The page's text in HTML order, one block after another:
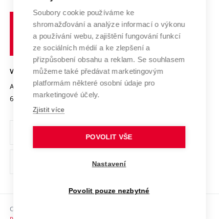
Výzkumné infrastruktury
Transfer znalostí
Open Science
Projekty
Projekty ze strukturálních fondů
Specifický výzkum
Spolupráce se školami
Služby univerzity
Mezinárodní dohody
Univerzitní sítě
Profil univerzity
Udržitelná univerzita
Podnikavá univerzita / ContriBUTe
Bezpečná univerzita
Vyznamenání
Organizační struktura
Ochrana osobních údajů
odkaz)
Sociální bezpečí
učení
technické
Brně
VYSOKÉ UČENÍ TECHNICKÉ V BRNĚ
Antonínská 548/1
602 00 Brno
www.vut.cz
vut@vutbr.cz
Copyright © 2026 VUT
Soubory cookie používáme ke
shromažďování a analýze informací o výkonu
a používání webu, zajištění fungování funkcí
ze sociálních médií a ke zlepšení a
přizpůsobení obsahu a reklam. Se souhlasem
můžeme také předávat marketingovým
platformám některé osobní údaje pro
marketingové účely.
Zjistit více
POVOLIT VŠE
Nastavení
Povolit pouze nezbytné